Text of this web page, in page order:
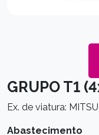
GRUPO T1
Ex. de viatura:
Abastecimento